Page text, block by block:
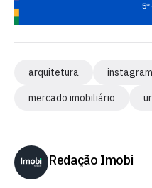
arquitetura instagram
mercado imobiliário
Redação Imobi